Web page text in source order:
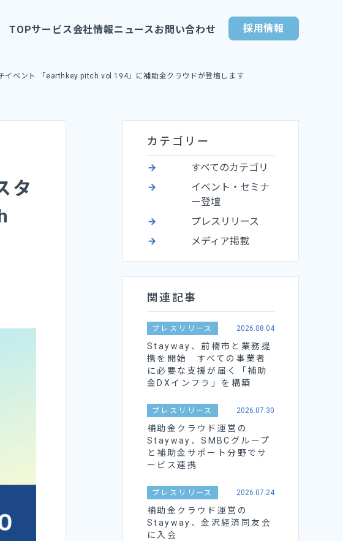
TOPサービス会社情報ニュースお問い合わせ 採用情報
イベント 「earthkey pitch vol.194」に補助金クラウドが登壇します
タ
カテゴリー
すべてのカテゴリ
イベント・セミナ
ー登壇
プレスリリース
メディア掲載
関連記事
プレスリリース 2026.08.04
Stayway、前橋市と業務提
携を開始 すべての事業者
に必要な支援が届く「補助
金DXインフラ」を構築
プレスリリース 2026.07.30
補助金クラウド運営の
Stayway、SMBCグループ
と補助金サポート分野でサ
ービス連携
プレスリリース 2026.07.24
補助金クラウド運営の
Stayway、金沢経済同友会
に入会